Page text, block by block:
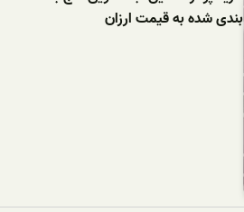
بندی شده به قیمت ارزان